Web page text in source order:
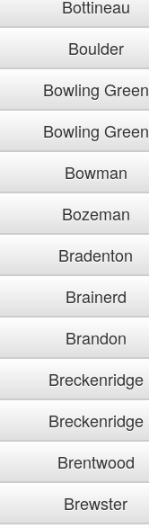
Bottineau
Boulder
Bowling Green
Bowling Green
Bowman
Bozeman
Bradenton
Brainerd
Brandon
Breckenridge
Breckenridge
Brentwood
Brewster